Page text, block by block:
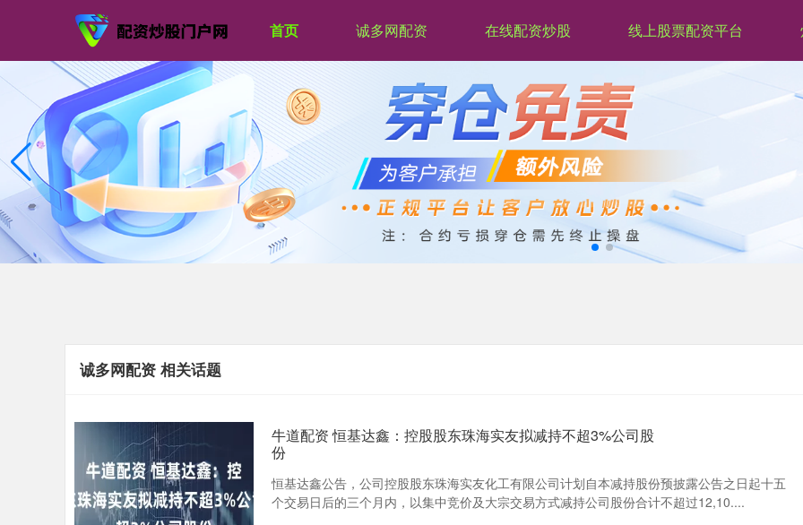
首页 诚多网配资 在线配资炒股 线上股票配资平台
诚多网配资 相关话题
牛道配资 恒基达鑫：控股股东珠海实友拟减持不超3%公司股
份
恒基达鑫公告，公司控股股东珠海实友化工有限公司计划自本减持股份预披露公告之日起十五
个交易日后的三个月内，以集中竞价及大宗交易方式减持公司股份合计不超过12,10....